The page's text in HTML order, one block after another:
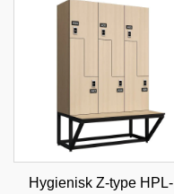
Hygienisk Z-type HPL-